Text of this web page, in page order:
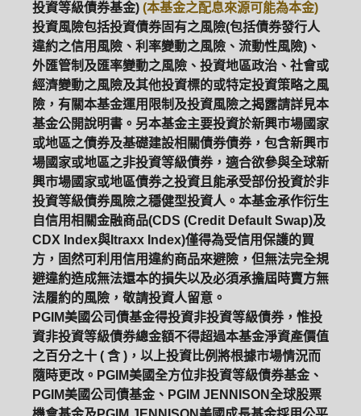
投資等級債券基金) (本基金之配息來源可能為本金)
投資風險包括投資債券固有之風險(包括債券發行人
違約之信用風險、利率變動之風險、流動性風險)、
外匯管制及匯率變動之風險、投資地區政治、社會或
經濟變動之風險及其他投資標的或特定投資策略之風
險，有關本基金運用限制及投資風險之揭露請詳見本
基金公開說明書。另本基金主要投資於新興市場國家
或地區之債券及基礎建設相關債券債券，包含新興市
場國家或地區之非投資等級債券，適合欲參與全球新
興市場國家或地區債券之投資且能承受部份投資於非
投資等級債券風險之穩健型投資人。本基金承作衍生
自信用相關金融商品(CDS (Credit Default Swap)及
CDX Index與Itraxx Index)僅得為受信用保護的買
方，固然可利用信用違約商品來避險，但無法完全規
避違約造成無法還本的損失以及必須承擔屆時賣方無
法履約的風險，敬請投資人留意。
PGIM美國公司債基金得投資非投資等級債券，惟投
資非投資等級債券總金額不得超過本基金淨資產價值
之百分之十 ( 含 )，以上投資比例將根據市場情況而
隨時更改。PGIM美國全方位非投資等級債券基金、
PGIM美國公司債基金、PGIM JENNISON全球股票